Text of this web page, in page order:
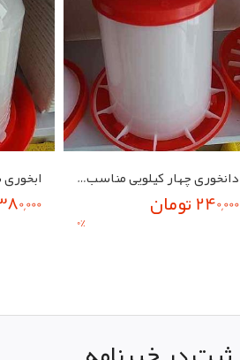
380,000
دانخوری چهار کیلویی مناسب برای تمام طیور
240,000 تومان 0%